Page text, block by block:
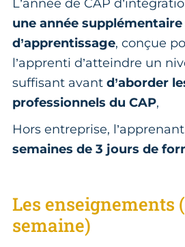
L’année de CAP
une année
d’apprentissage, conçue
l’apprenti d’atteindre un
suffisant avant d’aborder
professionnels du CAP,
Hors entreprise,
semaines de 3 jours de
Les enseignements
semaine)